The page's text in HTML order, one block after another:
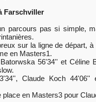
Farschviller
parcours pas si simple,
sur la ligne de départ,
en Masters1.
56'34'' et Céline
Claude Koch 44'06''
place en Masters3 pour